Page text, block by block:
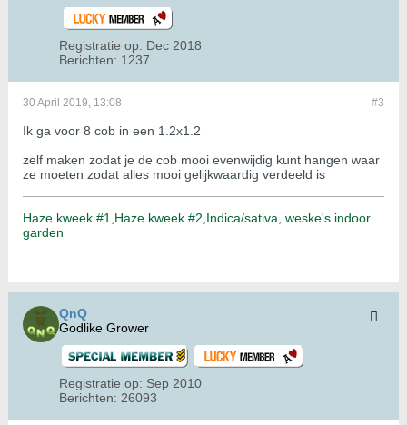
Registratie op: Dec 2018
Berichten: 1237
#3
30 April 2019, 13:08
Ik ga voor 8 cob in een 1.2x1.2
zelf maken zodat je de cob mooi evenwijdig kunt hangen waar
ze moeten zodat alles mooi gelijkwaardig verdeeld is
Haze kweek #1 Haze kweek #2 Indica/sativa weske's indoor
garden
QnQ
Godlike Grower
Registratie op: Sep 2010
Berichten: 26093